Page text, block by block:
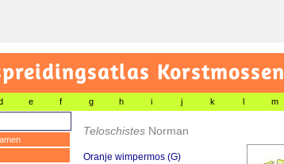
Korstmossen
e f g h i j k l m
Teloschistes Norman
Oranje wimpermos (G)